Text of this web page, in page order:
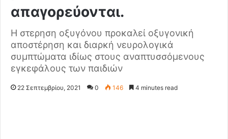
απαγορεύονται.
Η στερηση οξυγόνου προκαλεί οξυγονική
αποστέρηση και διαρκή νευρολογικά
συμπτώματα ιδίως στους αναπτυσσόμενους
εγκεφάλους των παιδιών
22 Σεπτεμβρίου, 2021 0 146 4 minutes read